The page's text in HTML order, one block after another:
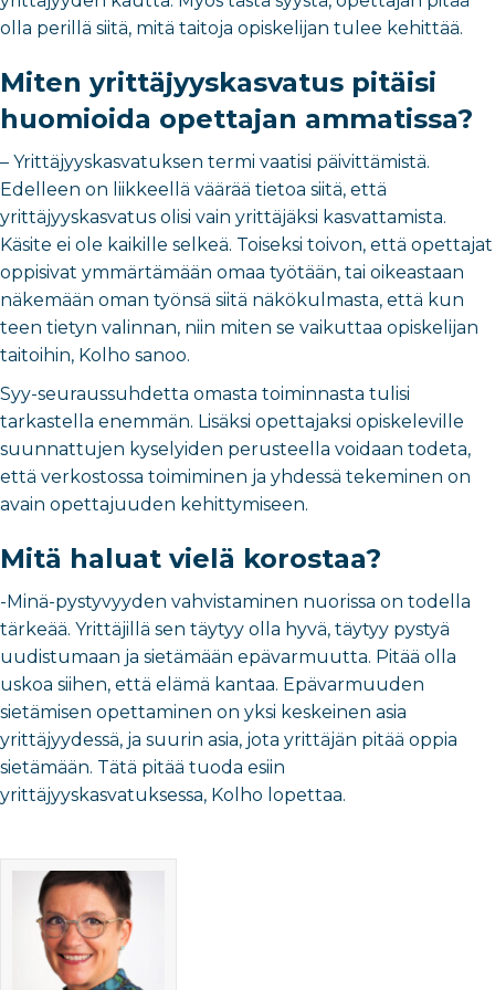
olla perillä siitä, mitä taitoja opiskelijan tulee kehittää.
Miten yrittäjyyskasvatus pitäisi
huomioida opettajan ammatissa?
– Yrittäjyyskasvatuksen termi vaatisi päivittämistä.
Edelleen on liikkeellä väärää tietoa siitä, että
yrittäjyyskasvatus olisi vain yrittäjäksi kasvattamista.
Käsite ei ole kaikille selkeä. Toiseksi toivon, että opettajat
oppisivat ymmärtämään omaa työtään, tai oikeastaan
näkemään oman työnsä siitä näkökulmasta, että kun
teen tietyn valinnan, niin miten se vaikuttaa opiskelijan
taitoihin, Kolho sanoo.
Syy-seuraussuhdetta omasta toiminnasta tulisi
tarkastella enemmän. Lisäksi opettajaksi opiskeleville
suunnattujen kyselyiden perusteella voidaan todeta,
että verkostossa toimiminen ja yhdessä tekeminen on
avain opettajuuden kehittymiseen.
Mitä haluat vielä korostaa?
-Minä-pystyvyyden vahvistaminen nuorissa on todella
tärkeää. Yrittäjillä sen täytyy olla hyvä, täytyy pystyä
uudistumaan ja sietämään epävarmuutta. Pitää olla
uskoa siihen, että elämä kantaa. Epävarmuuden
sietämisen opettaminen on yksi keskeinen asia
yrittäjyydessä, ja suurin asia, jota yrittäjän pitää oppia
sietämään. Tätä pitää tuoda esiin
yrittäjyyskasvatuksessa, Kolho lopettaa.